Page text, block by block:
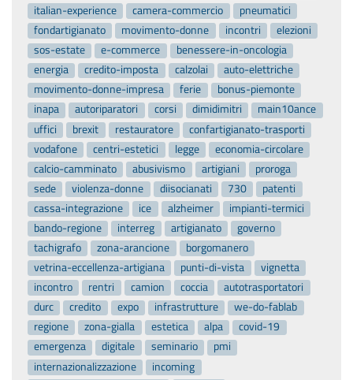
italian-experience
camera-commercio
pneumatici
fondartigianato
movimento-donne incontri
elezioni
sos-estate
e-commerce
benessere-in-oncologia
energia
credito-imposta calzolai
auto-elettriche
movimento-donne-impresa
ferie
bonus-piemonte
inapa
autoriparatori corsi dimidimitri
main10ance
uffici
brexit restauratore
confartigianato-trasporti
vodafone
centri-estetici legge
economia-circolare
calcio-camminato
abusivismo artigiani
proroga
sede
violenza-donne diisocianati 730
patenti
cassa-integrazione
ice alzheimer
impianti-termici
bando-regione
interreg artigianato
governo
tachigrafo
zona-arancione
borgomanero
vetrina-eccellenza-artigiana
punti-di-vista
vignetta
incontro
rentri camion coccia
autotrasportatori
durc
credito expo infrastrutture
we-do-fablab
regione
zona-gialla estetica alpa
covid-19
emergenza
digitale seminario
pmi
internazionalizzazione
incoming